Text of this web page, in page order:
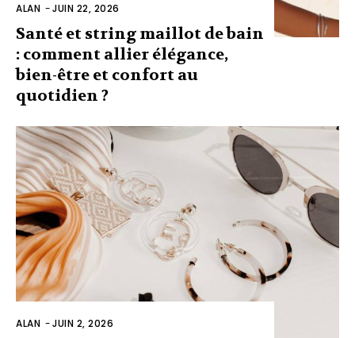
ALAN -JUIN 22, 2026
Santé et string maillot de bain
: comment allier élégance,
bien-être et confort au
quotidien ?
ALAN -JUIN 2, 2026